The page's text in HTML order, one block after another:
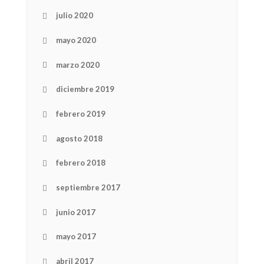
julio 2020
mayo 2020
marzo 2020
diciembre 2019
febrero 2019
agosto 2018
febrero 2018
septiembre 2017
junio 2017
mayo 2017
abril 2017